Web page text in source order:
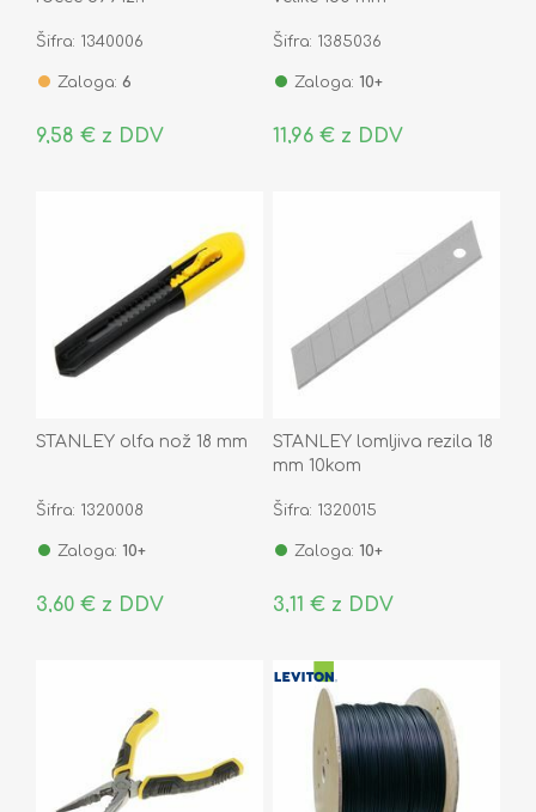
Šifra: 1340006
Zaloga: 6
9,58 € z DDV
Šifra: 1385036
Zaloga: 10+
11,96 € z DDV
STANLEY olfa nož 18 mm
Šifra: 1320008
Zaloga: 10+
3,60 € z DDV
STANLEY lomljiva rezila 18
mm 10kom
Šifra: 1320015
Zaloga: 10+
3,11 € z DDV